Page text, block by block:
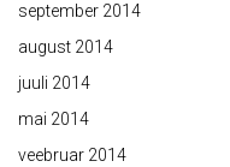
september 2014
august 2014
juuli 2014
mai 2014
veebruar 2014